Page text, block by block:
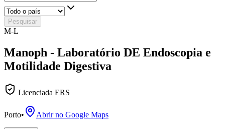
Pesquisar
M-L
Manoph - Laboratório DE Endoscopia e
Motilidade Digestiva
Licenciada ERS
Porto• Abrir no Google Maps